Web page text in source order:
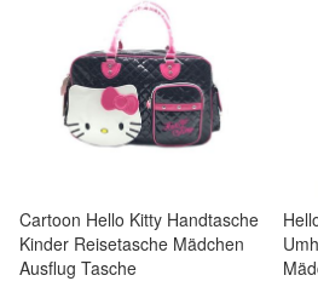
Cartoon Hello Kitty Handtasche
Kinder Reisetasche Mädchen
Ausflug Tasche